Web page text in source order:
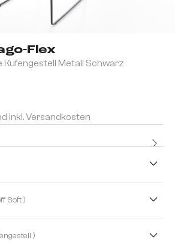
Flex
Kufengestell Metall Schwarz
inkl. Versandkosten
( Webstoff Soft )
( Kufengestell )